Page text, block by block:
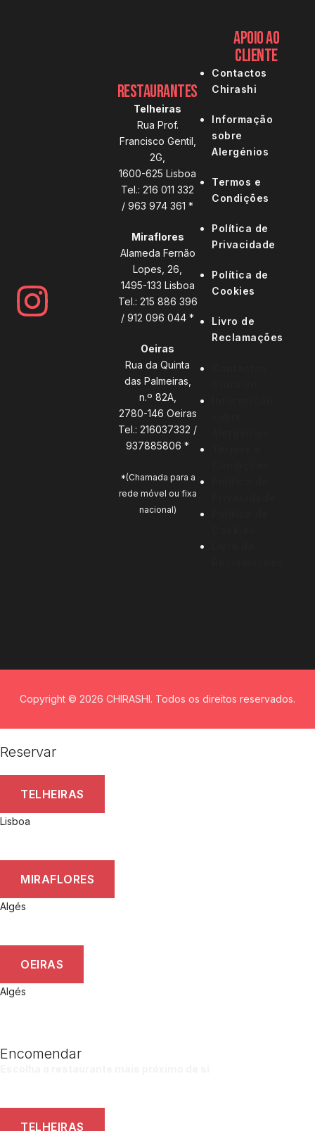
Restaurantes
Telheiras
Rua Prof.
Francisco Gentil,
2G,
1600-625 Lisboa
Tel.: 216 011 332
/ 963 974 361 *
Miraflores
Alameda Fernão
Lopes, 26,
1495-133 Lisboa
Tel.: 215 886 396
/ 912 096 044 *
Oeiras
Rua da Quinta
das Palmeiras,
n.º 82A,
2780-146 Oeiras
Tel.: 216037332 /
937885806 *
*(Chamada para a
rede móvel ou fixa
nacional)
Apoio ao
Cliente
Contactos
Chirashi
Informação
sobre
Alergénios
Termos e
Condições
Política de
Privacidade
Política de
Cookies
Livro de
Reclamações
Copyright © 2026 CHIRASHI. Todos os direitos reservados.
Reservar
TELHEIRAS
Lisboa
MIRAFLORES
Algés
OEIRAS
Algés
Encomendar
TELHEIRAS